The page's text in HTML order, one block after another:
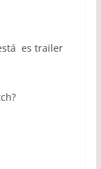
es trailer